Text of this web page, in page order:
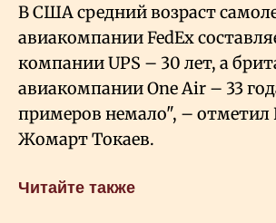
В США средний возраст
авиакомпании FedEx
компании UPS – 30 лет, а
авиакомпании One Air – 33
примеров немало", –
Жомарт Токаев.
Читайте также